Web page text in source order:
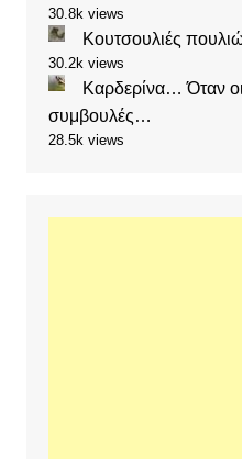
30.8k views
Κουτσουλιές
30.2k views
Καρδερίνα… Όταν
συμβουλές…
28.5k views